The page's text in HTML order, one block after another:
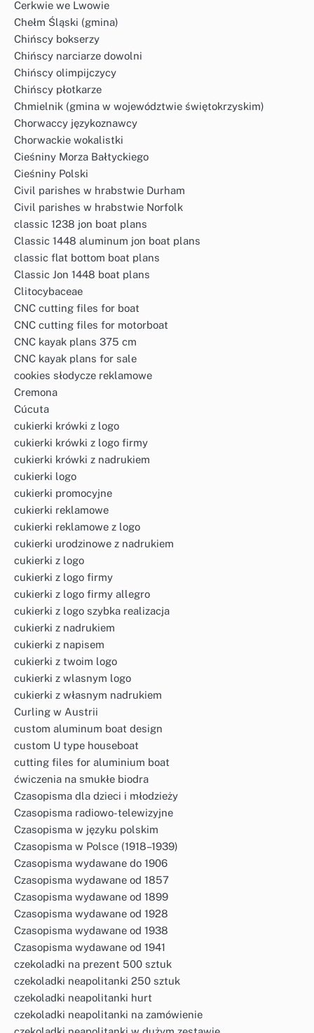
Cerkwie we Lwowie
Chełm Śląski (gmina)
Chińscy bokserzy
Chińscy narciarze dowolni
Chińscy olimpijczycy
Chińscy płotkarze
Chmielnik (gmina w województwie świętokrzyskim)
Chorwaccy językoznawcy
Chorwackie wokalistki
Cieśniny Morza Bałtyckiego
Cieśniny Polski
Civil parishes w hrabstwie Durham
Civil parishes w hrabstwie Norfolk
classic 1238 jon boat plans
Classic 1448 aluminum jon boat plans
classic flat bottom boat plans
Classic Jon 1448 boat plans
Clitocybaceae
CNC cutting files for boat
CNC cutting files for motorboat
CNC kayak plans 375 cm
CNC kayak plans for sale
cookies słodycze reklamowe
Cremona
Cúcuta
cukierki krówki z logo
cukierki krówki z logo firmy
cukierki krówki z nadrukiem
cukierki logo
cukierki promocyjne
cukierki reklamowe
cukierki reklamowe z logo
cukierki urodzinowe z nadrukiem
cukierki z logo
cukierki z logo firmy
cukierki z logo firmy allegro
cukierki z logo szybka realizacja
cukierki z nadrukiem
cukierki z napisem
cukierki z twoim logo
cukierki z wlasnym logo
cukierki z własnym nadrukiem
Curling w Austrii
custom aluminum boat design
custom U type houseboat
cutting files for aluminium boat
ćwiczenia na smukłe biodra
Czasopisma dla dzieci i młodzieży
Czasopisma radiowo-telewizyjne
Czasopisma w języku polskim
Czasopisma w Polsce (1918–1939)
Czasopisma wydawane do 1906
Czasopisma wydawane od 1857
Czasopisma wydawane od 1899
Czasopisma wydawane od 1928
Czasopisma wydawane od 1938
Czasopisma wydawane od 1941
czekoladki na prezent 500 sztuk
czekoladki neapolitanki 250 sztuk
czekoladki neapolitanki hurt
czekoladki neapolitanki na zamówienie